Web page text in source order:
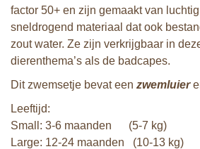
factor 50+ en zijn gemaakt van
sneldrogend materiaal dat ook
zout water. Ze zijn verkrijgbaar in
dierenthema’s als de badcapes.
Dit zwemsetje bevat een zwemluier
Leeftijd:
Small: 3-6 maanden (5-7 kg)
Large: 12-24 maanden (10-13 kg)